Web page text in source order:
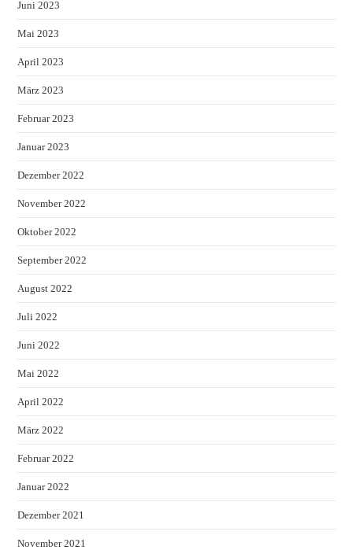
Juni 2023
Mai 2023
April 2023
März 2023
Februar 2023
Januar 2023
Dezember 2022
November 2022
Oktober 2022
September 2022
August 2022
Juli 2022
Juni 2022
Mai 2022
April 2022
März 2022
Februar 2022
Januar 2022
Dezember 2021
November 2021